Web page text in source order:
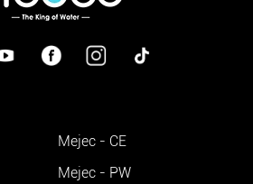
Mejec - CE
Mejec - PW